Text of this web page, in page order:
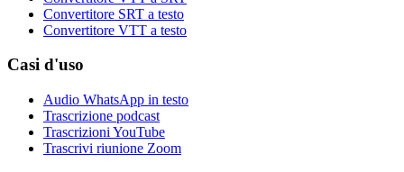
Convertitore SRT a testo
Convertitore VTT a testo
Casi d'uso
Audio WhatsApp in testo
Trascrizione podcast
Trascrizioni YouTube
Trascrivi riunione Zoom